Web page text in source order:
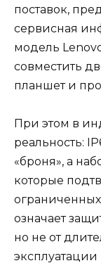
поставок,
сервисная
модель
совместить
планшет и
При этом в
реальность:
«броня», а
которые
означает
но не от